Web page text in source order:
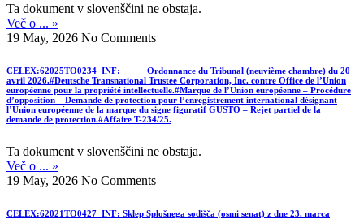
Ta dokument v slovenščini ne obstaja.
Več o ... »
19 May, 2026 No Comments
CELEX:62025TO0234_INF: Ordonnance du Tribunal (neuvième chambre) du 20
avril 2026.#Deutsche Transnational Trustee Corporation, Inc. contre Office de l’Union
européenne pour la propriété intellectuelle.#Marque de l’Union européenne – Procédure
d’opposition – Demande de protection pour l’enregistrement international désignant
l’Union européenne de la marque du signe figuratif GUSTO – Rejet partiel de la
demande de protection.#Affaire T-234/25.
Ta dokument v slovenščini ne obstaja.
Več o ... »
19 May, 2026 No Comments
CELEX:62021TO0427_INF: Sklep Splošnega sodišča (osmi senat) z dne 23. marca